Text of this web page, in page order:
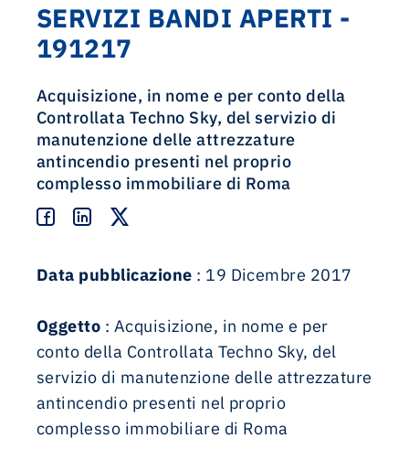
SERVIZI BANDI APERTI -
191217
Acquisizione, in nome e per conto della
Controllata Techno Sky, del servizio di
manutenzione delle attrezzature
antincendio presenti nel proprio
complesso immobiliare di Roma
Data pubblicazione : 19 Dicembre 2017
Oggetto : Acquisizione, in nome e per
conto della Controllata Techno Sky, del
servizio di manutenzione delle attrezzature
antincendio presenti nel proprio
complesso immobiliare di Roma